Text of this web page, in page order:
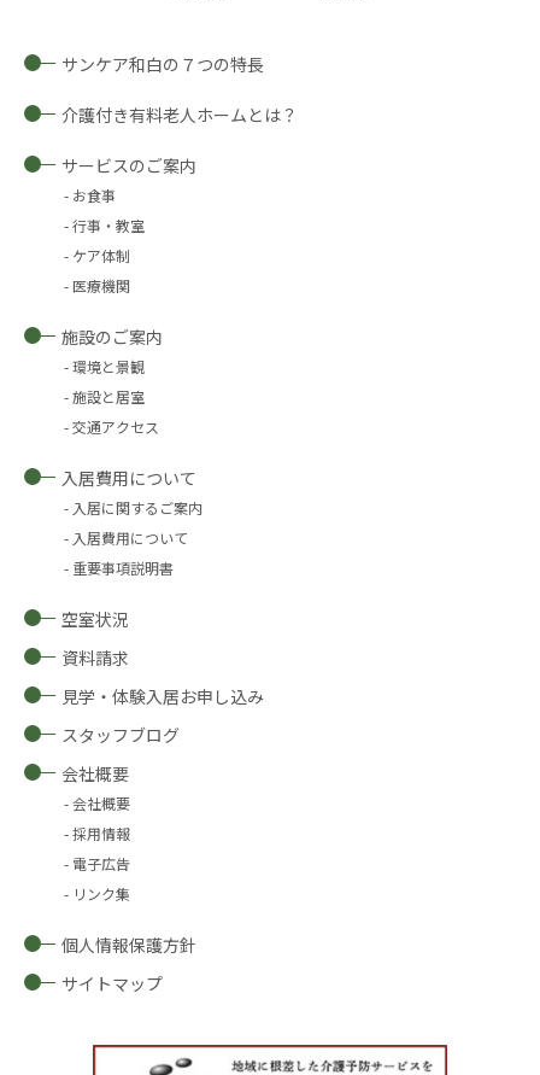
サンケア和白の７つの特長
介護付き有料老人ホームとは？
サービスのご案内
お食事
行事・教室
ケア体制
医療機関
施設のご案内
環境と景観
施設と居室
交通アクセス
入居費用について
入居に関するご案内
入居費用について
重要事項説明書
空室状況
資料請求
見学・体験入居お申し込み
スタッフブログ
会社概要
会社概要
採用情報
電子広告
リンク集
個人情報保護方針
サイトマップ